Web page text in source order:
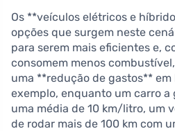
Os **veículos elétricos e
opções que surgem neste
para serem mais eficientes e,
consomem menos
uma **redução de gastos** em
exemplo, enquanto um carro a
uma média de 10 km/litro, um
de rodar mais de 100 km com